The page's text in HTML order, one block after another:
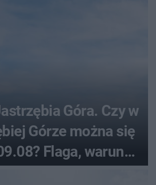
Góra. Czy w
Górze można się
Flaga, warunki
pogodowe